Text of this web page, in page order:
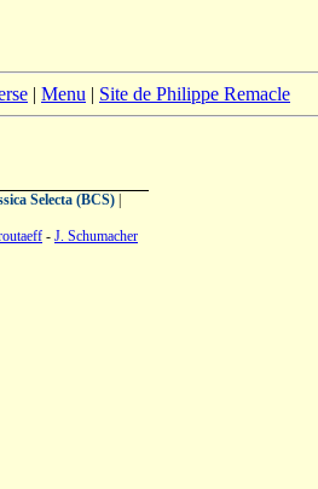
| Menu | Site de Philippe Remacle
Selecta (BCS)
- J. Schumacher